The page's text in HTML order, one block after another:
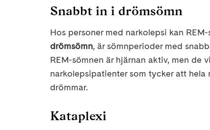
Snabbt in i drömsömn
Hos personer med narkolepsi kan
drömsömn, är sömnperioder med
REM-sömnen är hjärnan aktiv, men de
narkolepsipatienter som tycker att
drömmar.
Kataplexi